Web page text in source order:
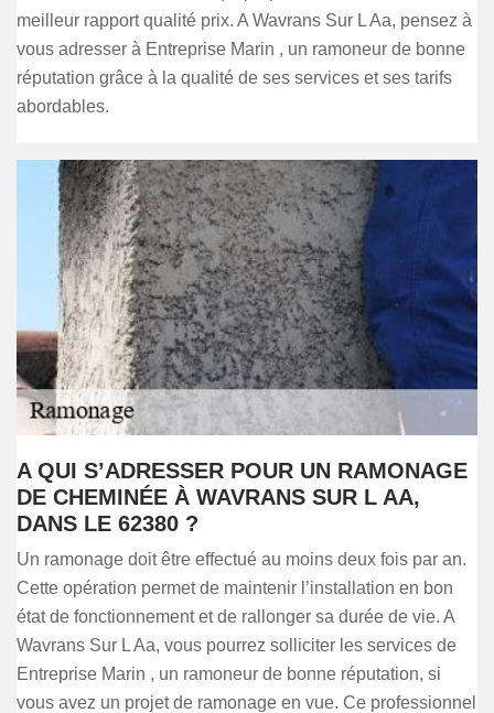
meilleur rapport qualité prix. A Wavrans Sur L Aa, pensez à
vous adresser à Entreprise Marin , un ramoneur de bonne
réputation grâce à la qualité de ses services et ses tarifs
abordables.
A QUI S’ADRESSER POUR UN RAMONAGE
DE CHEMINÉE À WAVRANS SUR L AA,
DANS LE 62380 ?
Un ramonage doit être effectué au moins deux fois par an.
Cette opération permet de maintenir l’installation en bon
état de fonctionnement et de rallonger sa durée de vie. A
Wavrans Sur L Aa, vous pourrez solliciter les services de
Entreprise Marin , un ramoneur de bonne réputation, si
vous avez un projet de ramonage en vue. Ce professionnel